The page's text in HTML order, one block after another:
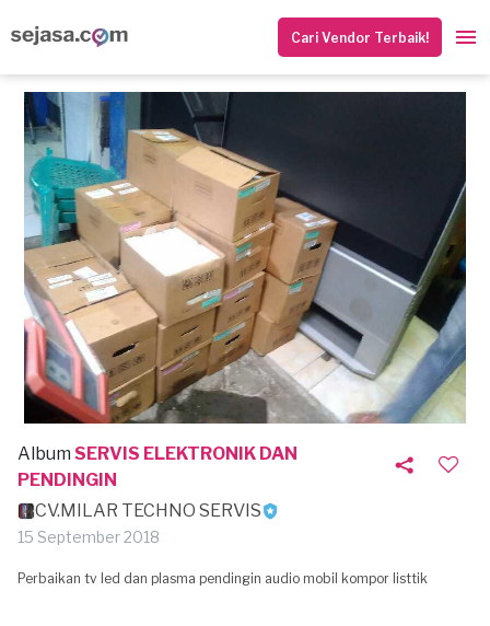
Cari Vendor Terbaik!
Album SERVIS ELEKTRONIK DAN
PENDINGIN
CV.MILAR TECHNO SERVIS
15 September 2018
Perbaikan tv led dan plasma pendingin audio mobil kompor listtik